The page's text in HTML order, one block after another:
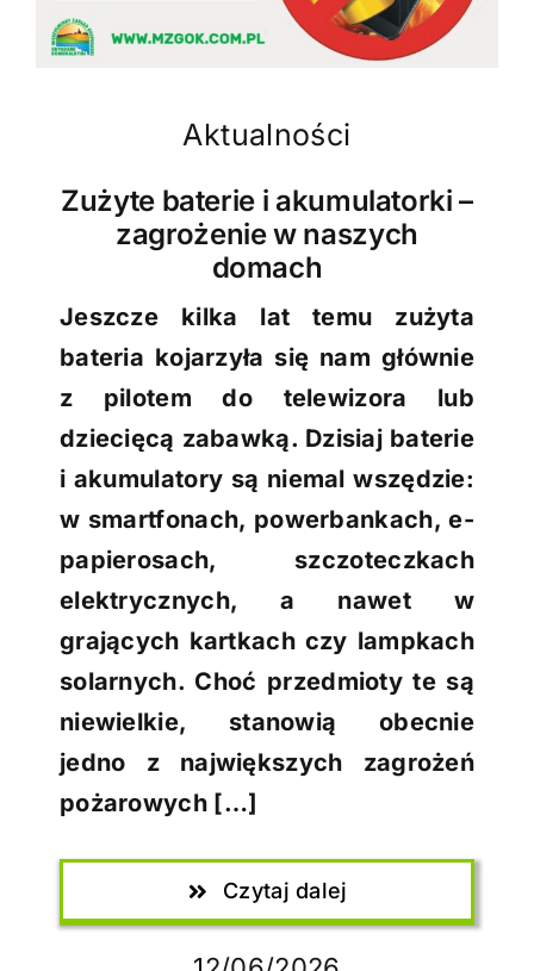
Aktualności
Zużyte baterie i akumulatorki –
zagrożenie w naszych
domach
Jeszcze kilka lat temu zużyta
bateria kojarzyła się nam głównie
z pilotem do telewizora lub
dziecięcą zabawką. Dzisiaj baterie
i akumulatory są niemal wszędzie:
w smartfonach, powerbankach, e-
papierosach, szczoteczkach
elektrycznych, a nawet w
grających kartkach czy lampkach
solarnych. Choć przedmioty te są
niewielkie, stanowią obecnie
jedno z największych zagrożeń
pożarowych […]
Czytaj dalej